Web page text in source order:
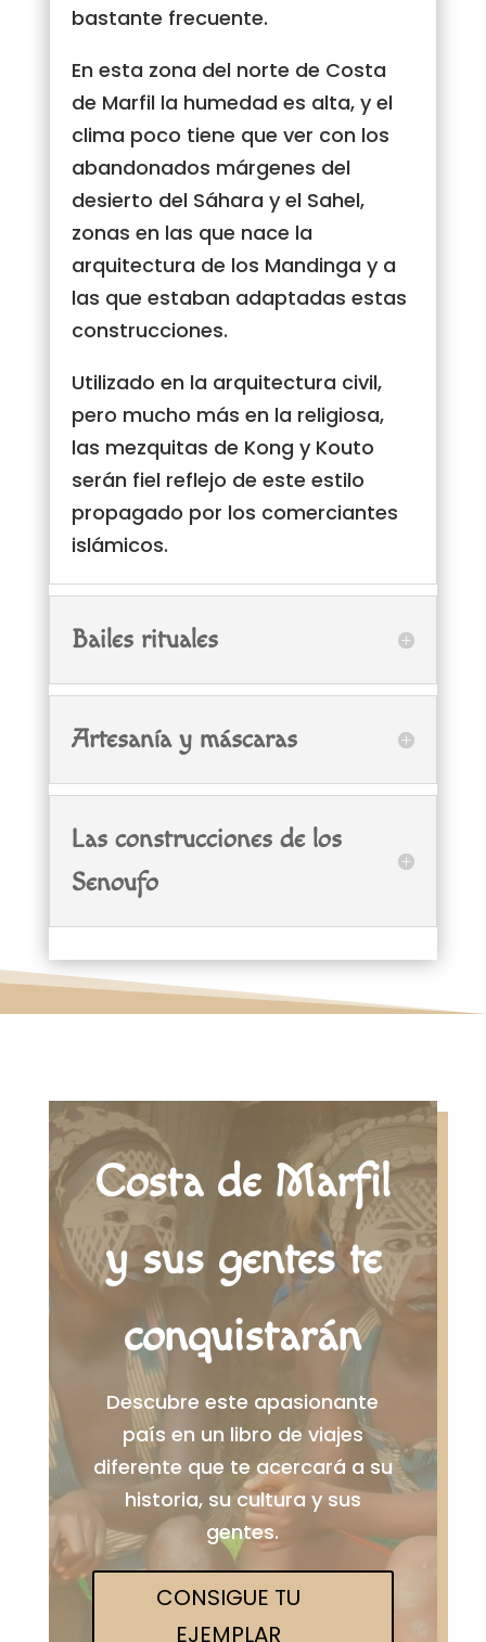
bastante frecuente.
En esta zona del norte de Costa
de Marfil la humedad es alta, y el
clima poco tiene que ver con los
abandonados márgenes del
desierto del Sáhara y el Sahel,
zonas en las que nace la
arquitectura de los Mandinga y a
las que estaban adaptadas estas
construcciones.
Utilizado en la arquitectura civil,
pero mucho más en la religiosa,
las mezquitas de Kong y Kouto
serán fiel reflejo de este estilo
propagado por los comerciantes
islámicos.
Bailes rituales
Artesanía y máscaras
Las construcciones de los
Senoufo
Costa de Marfil
y sus gentes te
conquistarán
Descubre este apasionante
país en un libro de viajes
diferente que te acercará a su
historia, su cultura y sus
gentes.
CONSIGUE TU
EJEMPLAR